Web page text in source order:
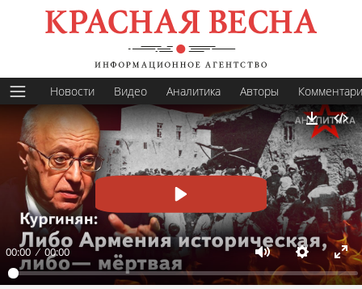
Новости Видео Аналитика Авторы
Скачать
00:00 00:00
Заглушить
На
Пуск